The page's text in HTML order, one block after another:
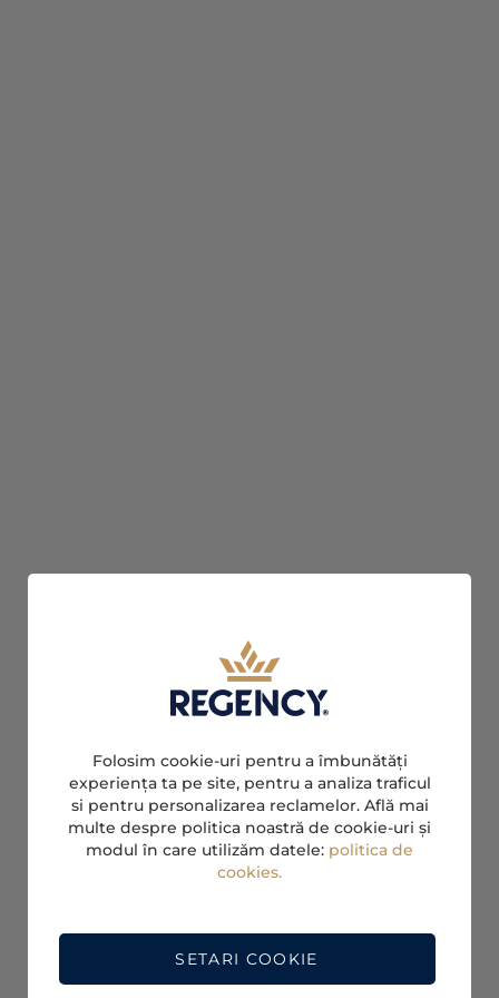
Folosim cookie-uri pentru a îmbunătăți
experiența ta pe site, pentru a analiza traficul
si pentru personalizarea reclamelor. Află mai
multe despre politica noastră de cookie-uri și
modul în care utilizăm datele: politica de
cookies.
SETARI COOKIE